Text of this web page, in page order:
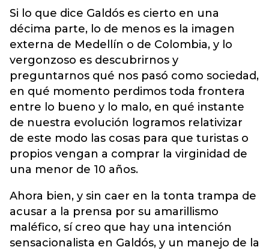
Si lo que dice Galdós es cierto en una
décima parte, lo de menos es la imagen
externa de Medellín o de Colombia, y lo
vergonzoso es descubrirnos y
preguntarnos qué nos pasó como sociedad,
en qué momento perdimos toda frontera
entre lo bueno y lo malo, en qué instante
de nuestra evolución logramos relativizar
de este modo las cosas para que turistas o
propios vengan a comprar la virginidad de
una menor de 10 años.
Ahora bien, y sin caer en la tonta trampa de
acusar a la prensa por su amarillismo
maléfico, sí creo que hay una intención
sensacionalista en Galdós, y un manejo de la